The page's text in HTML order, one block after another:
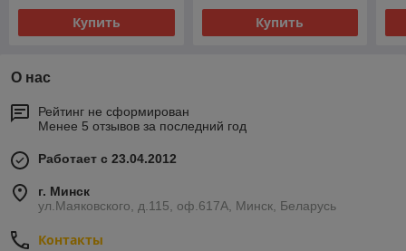
Купить Купить
О нас
Рейтинг не сформирован
Менее 5 отзывов за последний год
Работает с 23.04.2012
г. Минск
ул.Маяковского, д.115, оф.617А, Минск, Беларусь
Контакты